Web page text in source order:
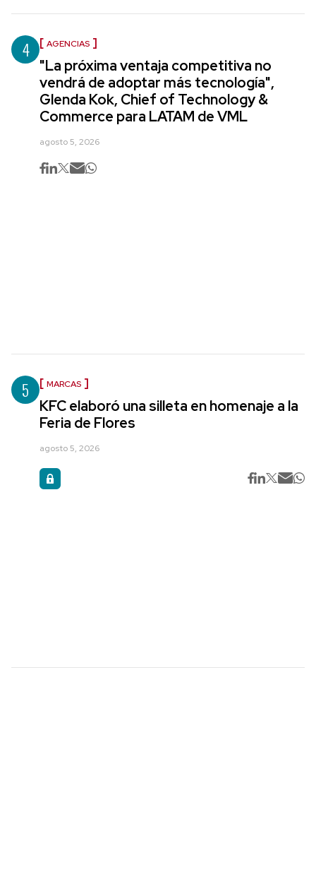
4 AGENCIAS
"La próxima ventaja competitiva no
vendrá de adoptar más tecnología",
Glenda Kok, Chief of Technology &
Commerce para LATAM de VML
agosto 5, 2026
5 MARCAS
KFC elaboró una silleta en homenaje a la
Feria de Flores
agosto 5, 2026